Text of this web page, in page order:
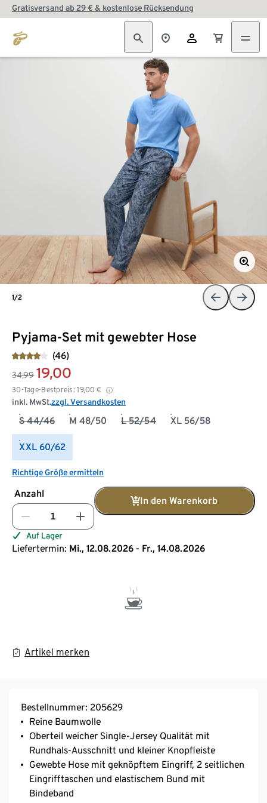
Gratisversand ab 29 € & kostenlose Rücksendung
Pyjama-Set mit gewebter Hose
(46)
34,99 19,00
30-Tage-Bestpreis: 19,00 €
inkl. MwSt.zzgl. Versandkosten
S 44/46 M 48/50 L 52/54 XL 56/58
XXL 60/62
Richtige Größe ermitteln
Anzahl
In den Warenkorb
Auf Lager
Liefertermin: Mi., 12.08.2026 - Fr., 14.08.2026
Artikel merken
1/2
Bestellnummer: 205629
Reine Baumwolle
Oberteil weicher Single-Jersey Qualität mit
Rundhals-Ausschnitt und kleiner Knopfleiste
Gewebte Hose mit geknöpftem Eingriff, 2 seitlichen
Eingrifftaschen und elastischem Bund mit
Bindeband